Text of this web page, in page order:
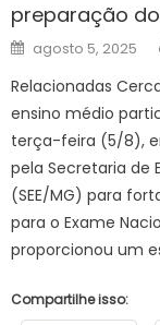
preparação
Posted
on
agosto 5, 2025
Relacionadas
ensino médio
terça-feira (5/8),
pela Secretaria de
(SEE/MG) para
para o Exame
proporcionou um
Compartilhe isso: